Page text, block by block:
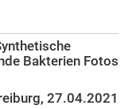
Bakterien Fotos
27.04.2021